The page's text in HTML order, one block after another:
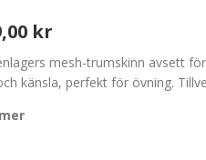
kr
mesh-trumskinn avsett
känsla, perfekt för övning.